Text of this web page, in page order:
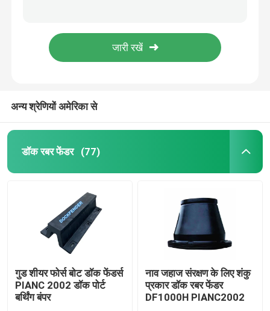
आर्क रबर फेंडर
वी टाइप फेंडर
डी टाइप फेंडर
सेल रबर फेंडर
रोलर फेंडर
PIANC2002 सेल रबर फेंडर 82 शोर एक नाव बम्पर फेंडर
अन्य श्रेणियों अमेरिका से
डॉक रबर फेंडर (77)
गुड शीयर फोर्स बोट डॉक फेंडर्स
PIANC 2002 डॉक पोर्ट
बर्थिंग बंपर
नाव जहाज संरक्षण के लिए शंकु
प्रकार डॉक रबर फेंडर
DF1000H PIANC2002